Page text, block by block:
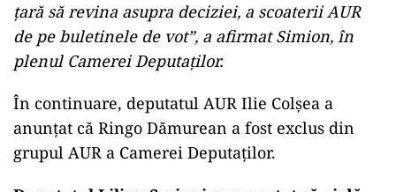
țară să revina asupra deciziei, a scoaterii AUR
de pe buletinele de vot”, a afirmat Simion, în
plenul Camerei Deputaţilor.
În continuare, deputatul AUR Ilie Colșea a
anunțat că Ringo Dămurean a fost exclus din
grupul AUR a Camerei Deputaților.